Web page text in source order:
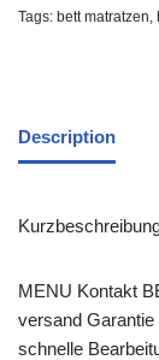
Tags: bett matratzen,
Description
MENU Kontakt
versand
schnelle